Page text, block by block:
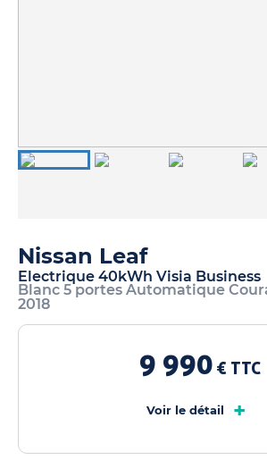
Nissan Leaf
Electrique 40kWh Visia Business
Blanc 5 portes Automatique
2018
9 990 € TTC
Voir le détail +